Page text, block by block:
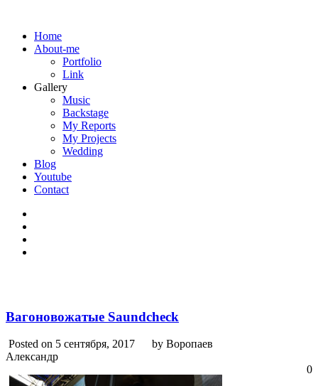
Home
About-me
Portfolio
Link
Gallery
Music
Backstage
My Reports
My Projects
Wedding
Blog
Youtube
Contact
Вагоновожатые Saundcheck
Posted on 5 сентября, 2017
by Воропаев
Александр
0